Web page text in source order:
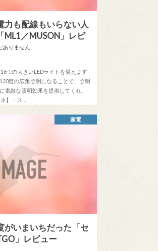
力も配線もいらない人
ML1／MUSON」レビ
ありません
つの大きいLEDライトを備えます
度の広角照明になることで、照明
素敵な照明効果を提供してくれ、
】：ス…
家電
がいまいちだった「セ
」レビュー